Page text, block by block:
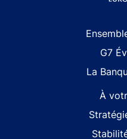
G7
La
À